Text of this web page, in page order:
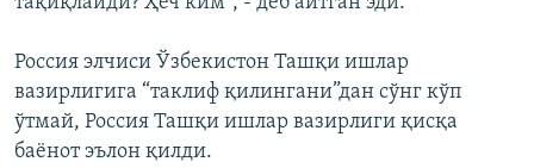
Россия элчиси Ўзбекистон Ташқи ишлар
вазирлигига “таклиф қилингани”дан сўнг кўп
ўтмай, Россия Ташқи ишлар вазирлиги қисқа
баёнот эълон қилди.